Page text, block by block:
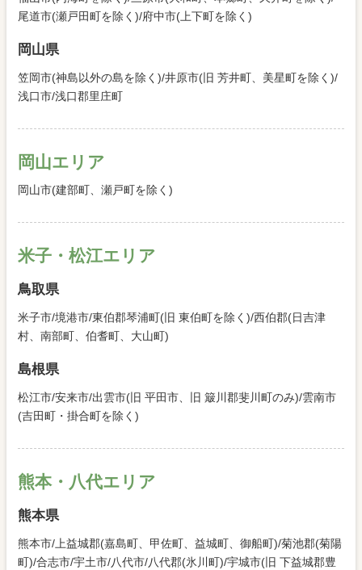
尾道市(瀬戸田町を除く)/府中市(上下町を除く)
岡山県
笠岡市(神島以外の島を除く)/井原市(旧 芳井町、美星町を除く)/
浅口市/浅口郡里庄町
岡山エリア
岡山市(建部町、瀬戸町を除く)
米子・松江エリア
鳥取県
米子市/境港市/東伯郡琴浦町(旧 東伯町を除く)/西伯郡(日吉津
村、南部町、伯耆町、大山町)
島根県
松江市/安来市/出雲市(旧 平田市、旧 簸川郡斐川町のみ)/雲南市
(吉田町・掛合町を除く)
熊本・八代エリア
熊本県
熊本市/上益城郡(嘉島町、甲佐町、益城町、御船町)/菊池郡(菊陽
町)/合志市/宇土市/八代市/八代郡(氷川町)/宇城市(旧 下益城郡豊